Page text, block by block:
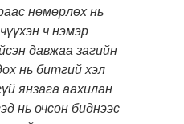
нөмөрлөх нь
ч нэмэр
давжаа загийн
нь битгий хэл
янзага аахилан
нь очсон биднээс